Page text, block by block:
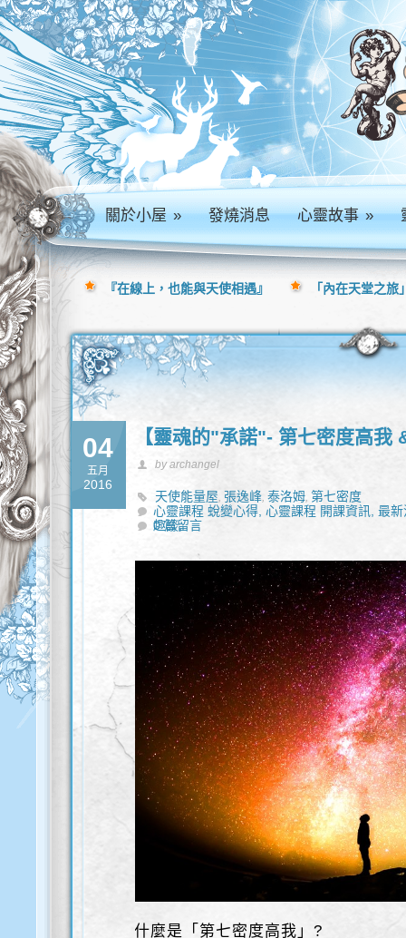
關於小屋» 發燒消息 心靈故事»
04
五月
2016
【靈魂的"承諾"- 第七密度高我
by archangel
天使能量屋, 張逸峰,泰洛姆,第七密度
心靈課程 蛻變心得,心靈課程 開課資訊,最
趣談,
0 篇留言
什麼是「第七密度高我」?
『在線上，也能與天使相遇』 「內在天堂之